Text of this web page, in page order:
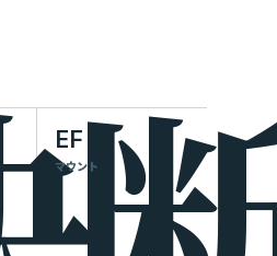
EF
マウント